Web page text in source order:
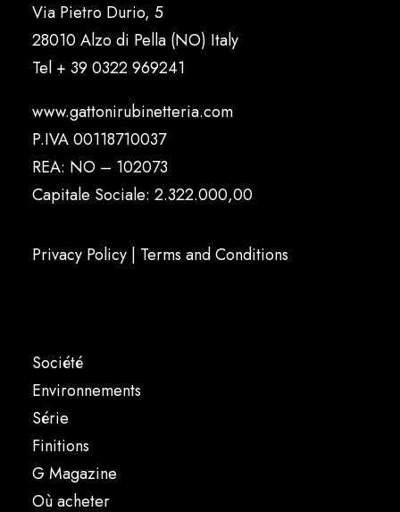
Via Pietro Durio, 5
28010 Alzo di Pella (NO) Italy
Tel + 39 0322 969241
www.gattonirubinetteria.com
P.IVA 00118710037
REA: NO – 102073
Capitale Sociale: 2.322.000,00
Privacy Policy | Terms and Conditions
Société
Environnements
Série
Finitions
G Magazine
Où acheter